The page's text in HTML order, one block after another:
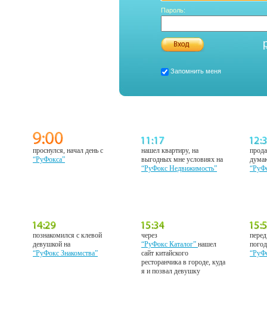
Пароль:
Запомнить меня
проснулся, начал день с
“РуФокса”
нашел квартиру, на
выгодных мне условиях на
“РуФокс Недвижимость”
познакомился с клевой
девушкой на
“РуФокс Знакомства”
через
“РуФокс Каталог”нашел
сайт китайского
ресторанчика в городе, куда
я и позвал девушку